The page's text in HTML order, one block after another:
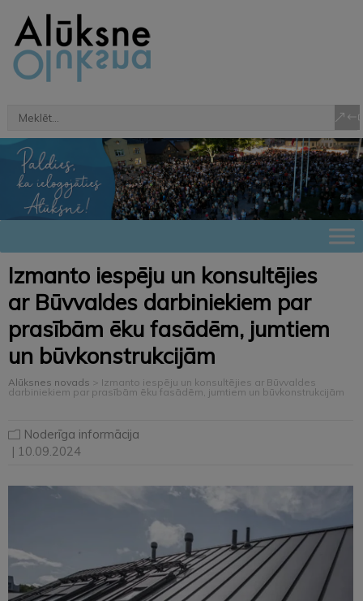
Izmanto iespēju un konsultējies
ar Būvvaldes darbiniekiem par
prasībām ēku fasādēm, jumtiem
un būvkonstrukcijām
Alūksnes novads > Izmanto iespēju un konsultējies ar Būvvaldes
darbiniekiem par prasībām ēku fasādēm, jumtiem un būvkonstrukcijām
Noderīga informācija
| 10.09.2024